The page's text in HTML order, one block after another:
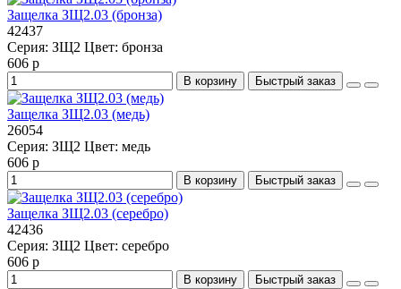
Защелка ЗЩ2.03 (бронза)
42437
Серия: ЗЩ2 Цвет: бронза
606 р
В корзину Быстрый заказ
Защелка ЗЩ2.03 (медь)
26054
Серия: ЗЩ2 Цвет: медь
606 р
В корзину Быстрый заказ
Защелка ЗЩ2.03 (серебро)
42436
Серия: ЗЩ2 Цвет: серебро
606 р
В корзину Быстрый заказ